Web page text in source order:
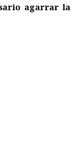
agarrar la